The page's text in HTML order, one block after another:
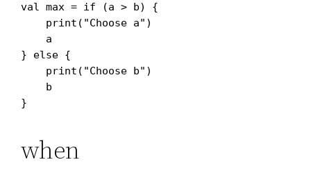
val max = if (a > b) {
    print("Choose a")
    a
} else {
    print("Choose b")
    b
when